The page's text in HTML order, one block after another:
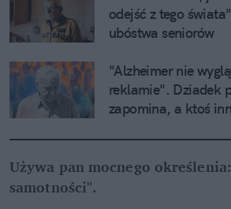
odejść z tego
ubóstwa seniorów
"Alzheimer nie
reklamie". Dziadek
zapomina, a ktoś
Używa pan mocnego
samotności".